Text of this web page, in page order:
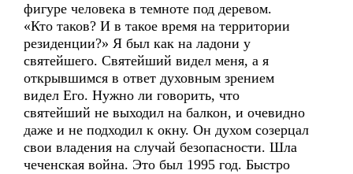
фигуре человека в темноте под деревом.
«Кто таков? И в такое время на территории
резиденции?» Я был как на ладони у
святейшего. Святейший видел меня, а я
открывшимся в ответ духовным зрением
видел Его. Нужно ли говорить, что
святейший не выходил на балкон, и очевидно
даже и не подходил к окну. Он духом созерцал
свои владения на случай безопасности. Шла
чеченская война. Это был 1995 год. Быстро